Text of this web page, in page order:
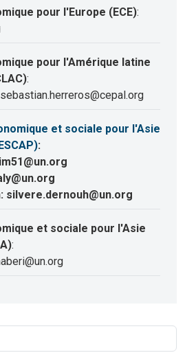
pour l'Europe (ECE):
pour l'Amérique latine
:
et sociale pour l'Asie
:
silvere.dernouh@un.org
et sociale pour l'Asie
: